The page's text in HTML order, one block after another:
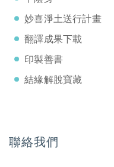
妙喜淨土送行計畫
翻譯成果下載
印製善書
結緣解脫寶藏
聯絡我們